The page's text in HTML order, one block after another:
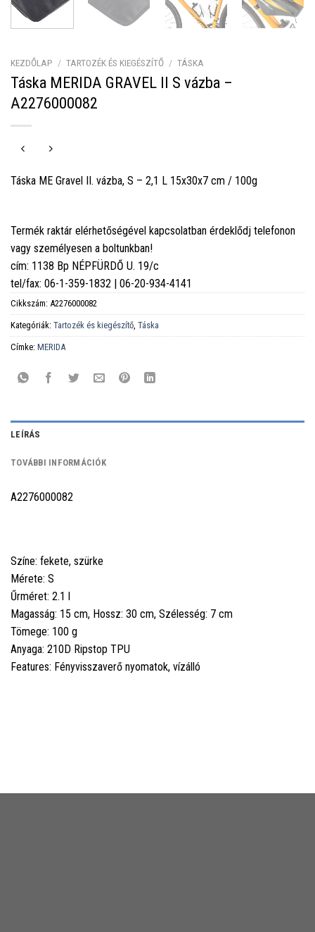
KEZDŐLAP / TARTOZÉK ÉS KIEGÉSZÍTŐ / TÁSKA
Táska MERIDA GRAVEL II S vázba –
A2276000082
Táska ME Gravel II. vázba, S – 2,1 L 15x30x7 cm / 100g
Termék raktár elérhetőségével kapcsolatban érdeklődj telefonon
vagy személyesen a boltunkban!
cím: 1138 Bp NÉPFÜRDŐ U. 19/c
tel/fax: 06-1-359-1832 | 06-20-934-4141
Cikkszám: A2276000082
Kategóriák: Tartozék és kiegészítő Táska
Címke: MERIDA
LEÍRÁS
TOVÁBBI INFORMÁCIÓK
A2276000082
Színe: fekete, szürke
Mérete: S
Űrméret: 2.1 l
Magasság: 15 cm, Hossz: 30 cm, Szélesség: 7 cm
Tömege: 100 g
Anyaga: 210D Ripstop TPU
Features: Fényvisszaverő nyomatok, vízálló